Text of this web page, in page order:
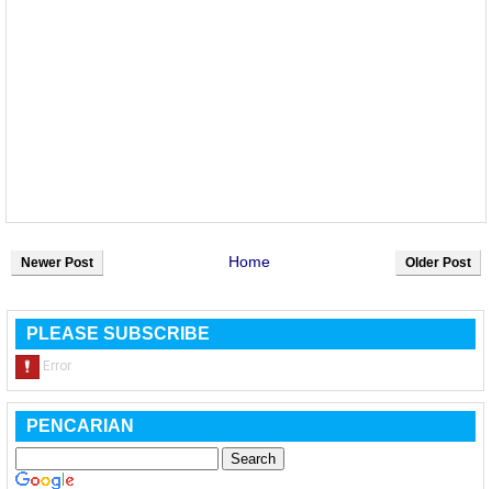
Newer Post Older Post
Home
PLEASE SUBSCRIBE
PENCARIAN